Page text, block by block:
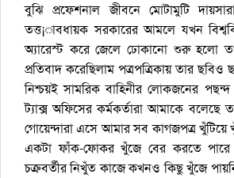
বুঝি প্রফেশনাল জীবনে মোটামুটি
তত্ত¡াবধায়ক সরকারের আমলে যখন
অ্যারেস্ট করে জেলে ঢোকানো শুরু হলো
প্রতিবাদ করেছিলাম পত্রপত্রিকায় তার ছবিও
নিশ্চয়ই সামরিক বাহিনীর লোকজনের
ট্যাক্স অফিসের কর্মকর্তারা আমাকে বলেছে
গোয়েন্দারা এসে আমার সব কাগজপত্র খুঁটিয়ে
একটা ফাঁক-ফোকর খুঁজে বের করতে পারে
চক্রবর্তীর নিখুঁত কাজে কখনও কিছু খুঁজে